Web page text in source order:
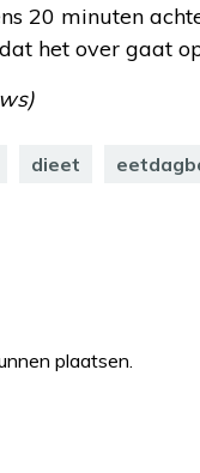
20 minuten
het over gaat
dieet
plaatsen.